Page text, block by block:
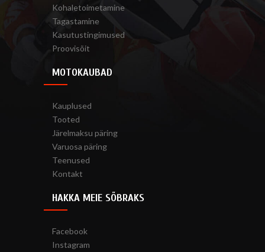
Kohaletoimetamine
Tagastamine
Kasutustingimused
Proovisõit
MOTOKAUBAD
Kauplused
Tooted
Järelmaksu päring
Varuosa päring
Teenused
Kontakt
HAKKA MEIE SÕBRAKS
Facebook
Instagram